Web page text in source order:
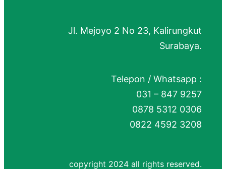
Jl. Mejoyo 2 No 23, Kalirungkut
Surabaya.
Telepon / Whatsapp :
031 – 847 9257
0878 5312 0306
0822 4592 3208
copyright 2024 all rights reserved.